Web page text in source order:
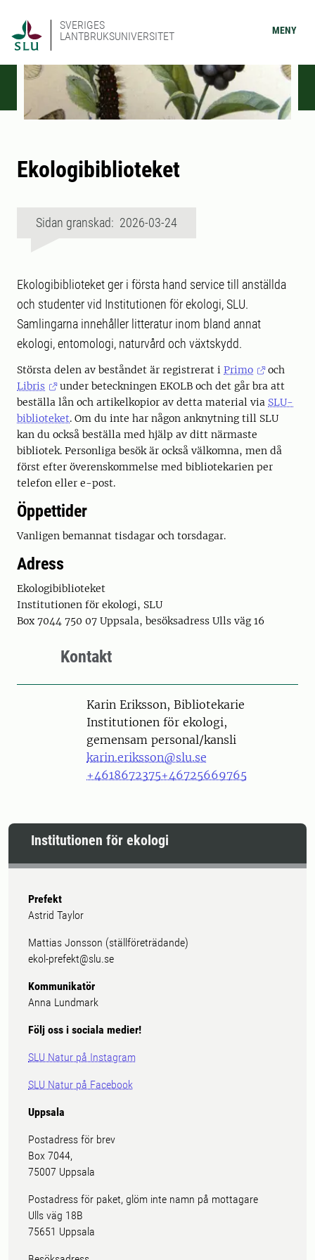
SVERIGES
LANTBRUKSUNIVERSITET
MENY
Ekologibiblioteket
Sidan granskad: 2026-03-24
Ekologibiblioteket ger i första hand service till anställda
och studenter vid Institutionen för ekologi, SLU.
Samlingarna innehåller litteratur inom bland annat
ekologi, entomologi, naturvård och växtskydd.
Största delen av beståndet är registrerat i Primo
och
Libris
under beteckningen EKOLB och det går bra att
beställa lån och artikelkopior av detta material via SLU-
biblioteket. Om du inte har någon anknytning till SLU
kan du också beställa med hjälp av ditt närmaste
bibliotek. Personliga besök är också välkomna, men då
först efter överenskommelse med bibliotekarien per
telefon eller e-post.
Öppettider
Vanligen bemannat tisdagar och torsdagar.
Adress
Ekologibiblioteket
Institutionen för ekologi, SLU
Box 7044 750 07 Uppsala, besöksadress Ulls väg 16
Kontakt
PersonKarin Eriksson, Bibliotekarie
Institutionen för ekologi,
gemensam personal/kansli
karin.eriksson@slu.se
+4618672375+46725669765
Institutionen för ekologi
Prefekt
Astrid Taylor
Mattias Jonsson (ställföreträdande)
ekol-prefekt@slu.se
Kommunikatör
Anna Lundmark
Följ oss i sociala medier!
SLU Natur på Instagram
SLU Natur på Facebook
Uppsala
Postadress för brev
Box 7044,
75007 Uppsala
Postadress för paket, glöm inte namn på mottagare
Ulls väg 18B
75651 Uppsala